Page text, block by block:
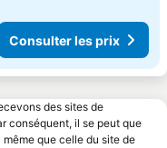
Consulter les prix
des sites de
conséquent, il se peut que
même que celle du site de